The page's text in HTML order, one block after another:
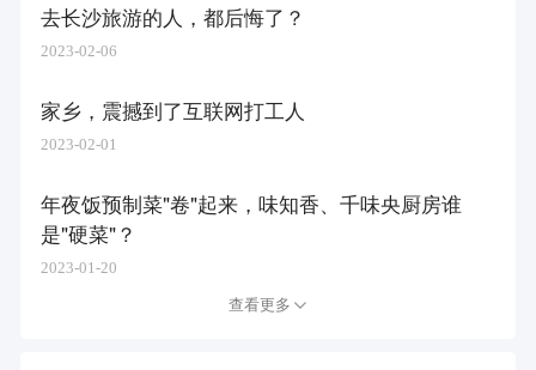
去长沙旅游的人，都后悔了？
2023-02-06
家乡，震撼到了互联网打工人
2023-02-01
年夜饭预制菜"卷"起来，味知香、千味央厨房谁
是"硬菜"？
2023-01-20
查看更多